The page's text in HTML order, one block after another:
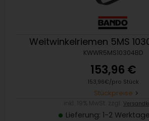
Weitwinkelriemen 5MS
KWWR5MS10304BD
153,96 €
153,96€/pro Stück
Stückpreise
Lieferung: 1-2